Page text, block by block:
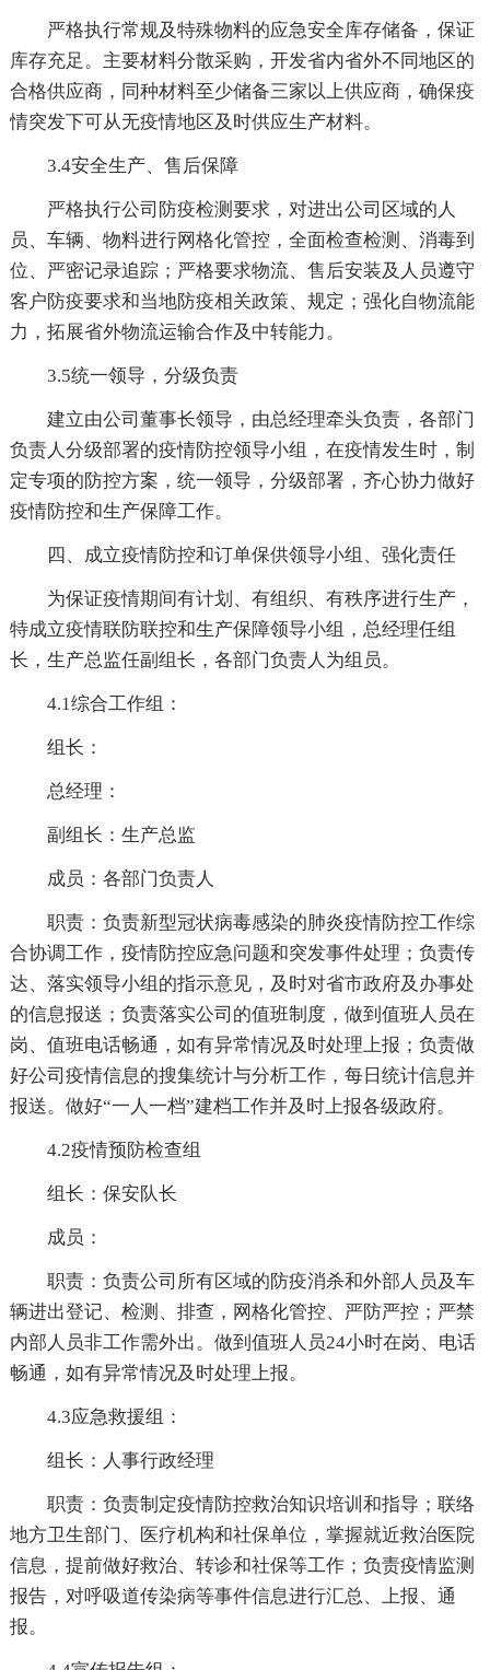
严格执行常规及特殊物料的应急安全库存储备，保证
库存充足。主要材料分散采购，开发省内省外不同地区的
合格供应商，同种材料至少储备三家以上供应商，确保疫
情突发下可从无疫情地区及时供应生产材料。
3.4安全生产、售后保障
严格执行公司防疫检测要求，对进出公司区域的人
员、车辆、物料进行网格化管控，全面检查检测、消毒到
位、严密记录追踪；严格要求物流、售后安装及人员遵守
客户防疫要求和当地防疫相关政策、规定；强化自物流能
力，拓展省外物流运输合作及中转能力。
3.5统一领导，分级负责
建立由公司董事长领导，由总经理牵头负责，各部门
负责人分级部署的疫情防控领导小组，在疫情发生时，制
定专项的防控方案，统一领导，分级部署，齐心协力做好
疫情防控和生产保障工作。
四、成立疫情防控和订单保供领导小组、强化责任
为保证疫情期间有计划、有组织、有秩序进行生产，
特成立疫情联防联控和生产保障领导小组，总经理任组
长，生产总监任副组长，各部门负责人为组员。
4.1综合工作组：
组长：
总经理：
副组长：生产总监
成员：各部门负责人
职责：负责新型冠状病毒感染的肺炎疫情防控工作综
合协调工作，疫情防控应急问题和突发事件处理；负责传
达、落实领导小组的指示意见，及时对省市政府及办事处
的信息报送；负责落实公司的值班制度，做到值班人员在
岗、值班电话畅通，如有异常情况及时处理上报；负责做
好公司疫情信息的搜集统计与分析工作，每日统计信息并
报送。做好“一人一档”建档工作并及时上报各级政府。
4.2疫情预防检查组
组长：保安队长
成员：
职责：负责公司所有区域的防疫消杀和外部人员及车
辆进出登记、检测、排查，网格化管控、严防严控；严禁
内部人员非工作需外出。做到值班人员24小时在岗、电话
畅通，如有异常情况及时处理上报。
4.3应急救援组：
组长：人事行政经理
职责：负责制定疫情防控救治知识培训和指导；联络
地方卫生部门、医疗机构和社保单位，掌握就近救治医院
信息，提前做好救治、转诊和社保等工作；负责疫情监测
报告，对呼吸道传染病等事件信息进行汇总、上报、通
报。